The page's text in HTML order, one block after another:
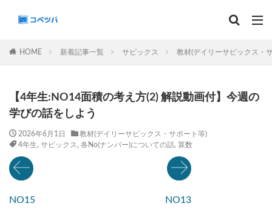
HOME 新着記事一覧 サピックス 教材(デイリーサピックス・
【4年生:NO14面積の考え方(2) 解説動画付】今週の
学びの話をしよう
2026年6月1日
教材(デイリーサピックス・サポート等)
4年生, サピックス , 各No(ナンバー)についての話, 算数
NO15
NO13
カテゴリー
タグ
後期(9月~11月)
中学受験算数